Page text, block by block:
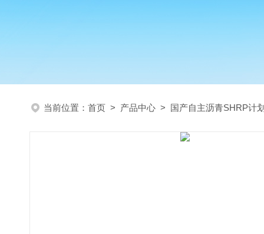
当前位置： 首页 > 产品中心 > 国产自主沥青SHRP计